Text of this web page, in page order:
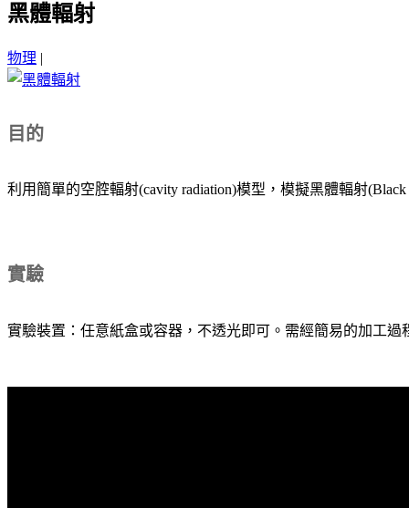
黑體輻射
物理 |
目的
利用簡單的空腔輻射(cavity radiation)模型，模擬黑體輻射(Black
實驗
實驗裝置：任意紙盒或容器，不透光即可。需經簡易的加工過